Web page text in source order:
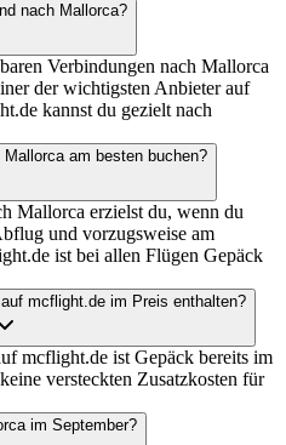
nach Mallorca?
Verbindungen nach Mallorca
der wichtigsten Anbieter auf
kannst du gezielt nach
am besten buchen?
Mallorca erzielst du, wenn du
und vorzugsweise am
ist bei allen Flügen Gepäck
mcflight.de im Preis enthalten?
mcflight.de ist Gepäck bereits im
versteckten Zusatzkosten für
im September?